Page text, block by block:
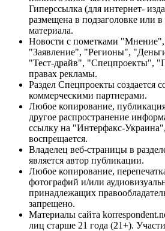
Гиперссылка (для интернет-
размещена в подзаголовке или в
материала.
Новости с пометками
"Заявление", "Регионы",
"Тест-драйв", "Спецпроекты",
правах рекламы.
Раздел Спецпроекты создается
коммерческими партнерами.
Любое копирование,
другое распространение
ссылку на "Интерфакс-
воспрещается.
Владелец веб-страницы в
является автор публикации.
Любое копирование,
фотографий и/или
принадлежащих
запрещено.
Материалы сайта
лиц старше 21 года (21+).